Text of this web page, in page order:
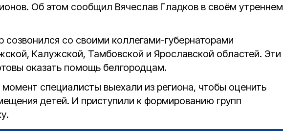
Об этом сообщил Вячеслав Гладков в своём утреннем
созвонился со своими коллегами-губернаторами
Калужской, Тамбовской и Ярославской областей. Эти
оказать помощь белгородцам.
специалисты выехали из региона, чтобы оценить
детей. И приступили к формированию групп